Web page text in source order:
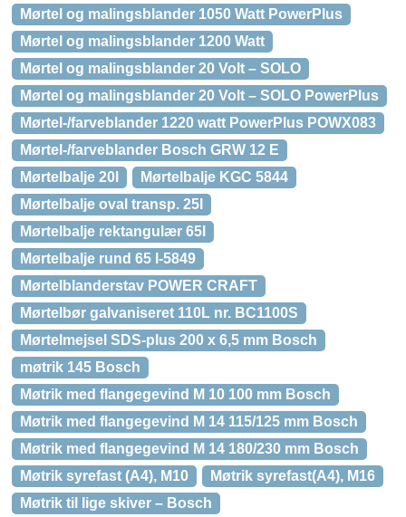
Mørtel og malingsblander 1050 Watt PowerPlus
Mørtel og malingsblander 1200 Watt
Mørtel og malingsblander 20 Volt – SOLO
Mørtel og malingsblander 20 Volt – SOLO PowerPlus
Mørtel-/farveblander 1220 watt PowerPlus POWX083
Mørtel-/farveblander Bosch GRW 12 E
Mørtelbalje 20l
Mørtelbalje KGC 5844
Mørtelbalje oval transp. 25l
Mørtelbalje rektangulær 65l
Mørtelbalje rund 65 l-5849
Mørtelblanderstav POWER CRAFT
Mørtelbør galvaniseret 110L nr. BC1100S
Mørtelmejsel SDS-plus 200 x 6,5 mm Bosch
møtrik 145 Bosch
Møtrik med flangegevind M 10 100 mm Bosch
Møtrik med flangegevind M 14 115/125 mm Bosch
Møtrik med flangegevind M 14 180/230 mm Bosch
Møtrik syrefast (A4), M10
Møtrik syrefast(A4), M16
Møtrik til lige skiver – Bosch